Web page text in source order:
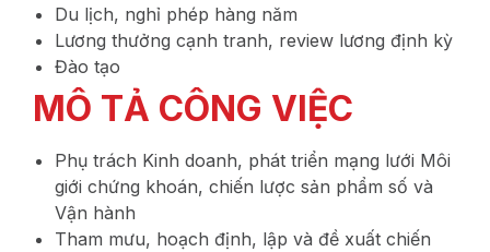
Du lịch, nghỉ phép hàng năm
Lương thưởng cạnh tranh, review lương định kỳ
Đào tạo
MÔ TẢ CÔNG VIỆC
Phụ trách Kinh doanh, phát triển mạng lưới Môi
giới chứng khoán, chiến lược sản phẩm số và
Vận hành
Tham mưu, hoạch định, lập và đề xuất chiến